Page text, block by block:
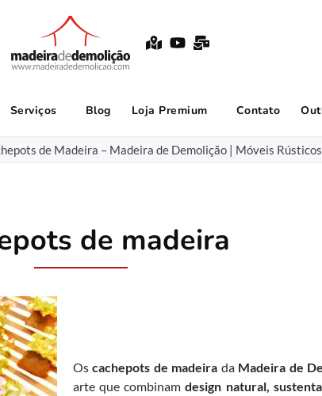
Serviços Blog Loja Premium Contato
de Madeira – Madeira de Demolição | Móveis
de madeira
Oscachepots de madeira da Madeira de
arte que combinamdesign natural,